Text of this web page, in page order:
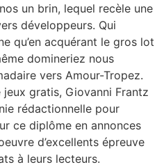
un brin, lequel recèle une
développeurs. Qui
qu’en acquérant le gros lot
domineriez nous
vers Amour-Tropez.
gratis, Giovanni Frantz
rédactionnelle pour
ce diplôme en annonces
d’excellents épreuve
à leurs lecteurs.